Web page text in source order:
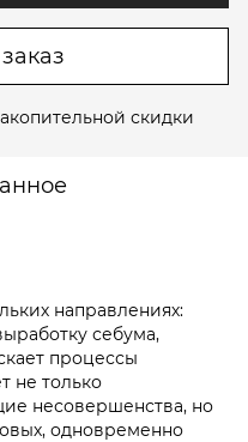
скидки
направлениях:
себума,
процессы
не только
несовершенства, но
одновременно